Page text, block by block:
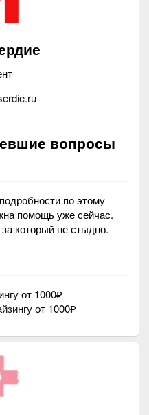
вопросы
по этому
помощь уже сейчас.
который не стыдно.
от 1000₽
от 1000₽